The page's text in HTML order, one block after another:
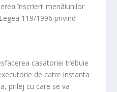
înscrierii menâiunilor
119/1996 privind
casatoriei trebuie
de catre instanta
prilej cu care se va